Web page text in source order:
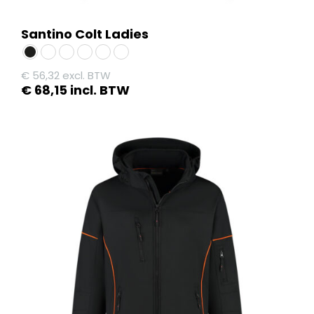
Santino Colt Ladies
€ 56,32 excl. BTW
€ 68,15 incl. BTW